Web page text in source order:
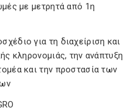
με μετρητά από 1η
για τη διαχείριση και
κληρονομιάς, την ανάπτυξη
και την προστασία των